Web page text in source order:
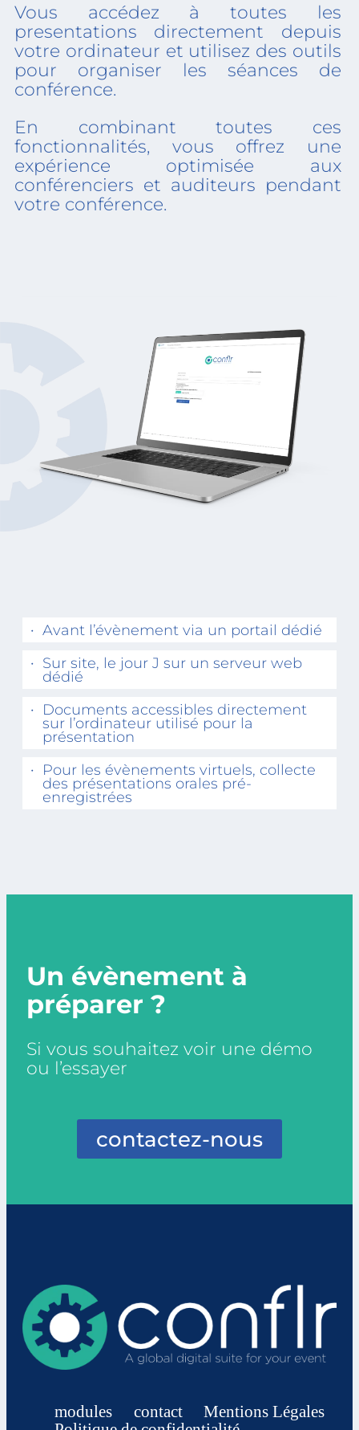
Vous accédez à toutes les
presentations directement depuis
votre ordinateur et utilisez des outils
pour organiser les séances de
conférence.
En combinant toutes ces
fonctionnalités, vous offrez une
expérience optimisée aux
conférenciers et auditeurs pendant
votre conférence.
Avant l’évènement via un portail dédié
Sur site, le jour J sur un serveur web
dédié
Documents accessibles directement
sur l’ordinateur utilisé pour la
présentation
Pour les évènements virtuels, collecte
des présentations orales pré-
enregistrées
Un évènement à
préparer ?
Si vous souhaitez voir une démo
ou l’essayer
contactez-nous
modules contact
Mentions Légales